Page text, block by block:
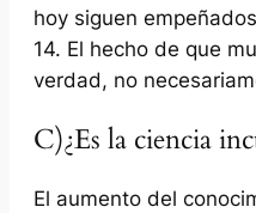
hoy siguen
14. El hecho de que
verdad, no
C)¿Es la ciencia
El aumento del